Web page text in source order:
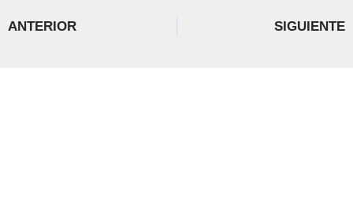
ANTERIOR SIGUIENTE